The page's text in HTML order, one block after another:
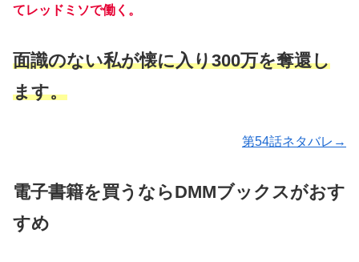
てレッドミソで働く。
面識のない私が懐に入り300万を奪還し
ます。
第54話ネタバレ→
電子書籍を買うならDMMブックスがおす
すめ